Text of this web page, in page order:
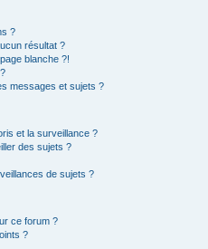
?
résultat ?
blanche ?!
messages et sujets ?
et la surveillance ?
des sujets ?
de sujets ?
ce forum ?
?